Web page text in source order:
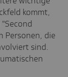
kommt,
Personen, die
sind.